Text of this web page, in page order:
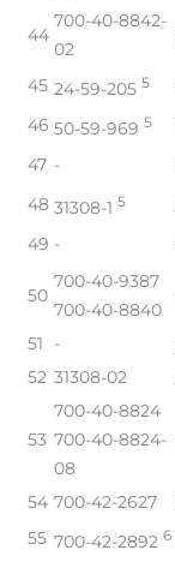
44
700-40-8842-
02
45 24-59-205 5
46 50-59-969 5
47 -
48 31308-1 5
49 -
50
700-40-9387
700-40-8840
51 -
52 31308-02
53
700-40-8824
700-40-8824-
08
54 700-42-2627
55 700-42-2892 6